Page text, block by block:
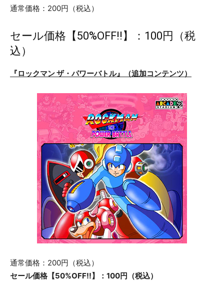
通常価格：200円（税込）
セール価格【50%OFF!!】：100円（税
込）
『ロックマン ザ・パワーバトル』（追加コンテンツ）
通常価格：200円（税込）
セール価格【50%OFF!!】：100円（税込）